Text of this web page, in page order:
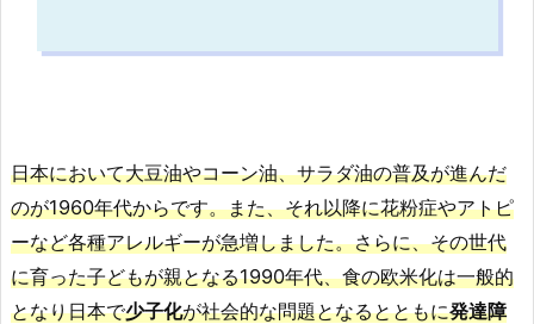
日本において大豆油やコーン油、サラダ油の普及が進んだ
のが1960年代からです。また、それ以降に花粉症やアトピ
ーなど各種アレルギーが急増しました。さらに、その世代
に育った子どもが親となる1990年代、食の欧米化は一般的
となり日本で少子化が社会的な問題となるとともに発達障